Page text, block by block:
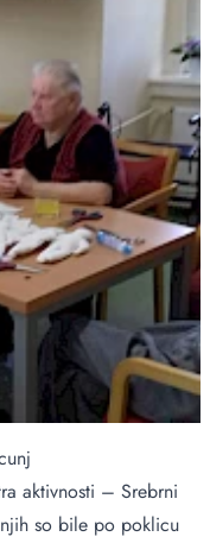
aktivnosti – Srebrni
so bile po poklicu